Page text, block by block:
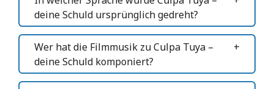
deine Schuld ursprünglich gedreht?
Wer hat die Filmmusik zu Culpa Tuya –
deine Schuld komponiert?